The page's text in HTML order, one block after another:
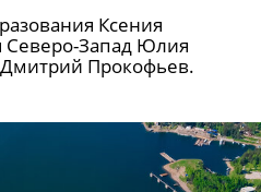
Ксения
Северо-Запад Юлия
Прокофьев.